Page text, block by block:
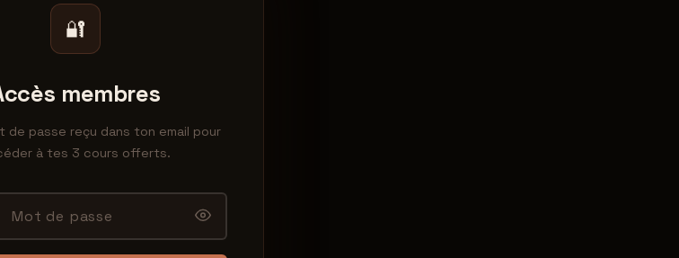
🔐
membres
de passe reçu dans ton email pour
à tes 3 cours offerts.